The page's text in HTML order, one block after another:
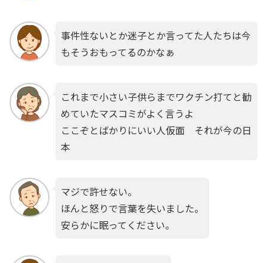
​​事件性ないとか迷子とか言ってた人たちは今
もそうおもってるのかなぁ
これまで小さい子供らまでワクチン打てと勧
めていたマスコミがよく言うよ
ここぞとばかりにいい人仮面 それが今の日
本
マジで許せない。
ほんと怒りで言葉を失いました。
安らかに眠ってください。